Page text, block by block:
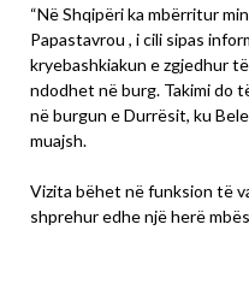
“Në Shqipëri ka mbërritur
Papastavrou , i cili sipas
kryebashkiakun e zgjedhur
ndodhet në burg. Takimi do
në burgun e Durrësit, ku
muajsh.
Vizita bëhet në funksion të
shprehur edhe një herë